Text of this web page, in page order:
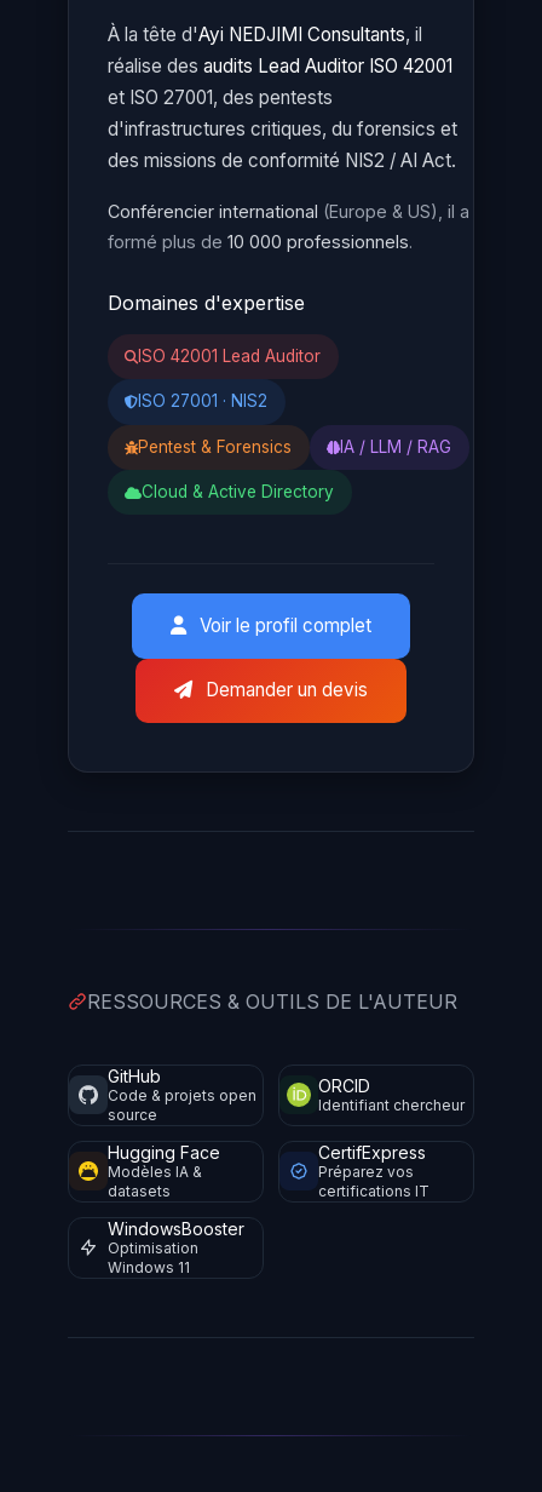
À la tête d'Ayi NEDJIMI Consultants, il
réalise des audits Lead Auditor ISO 42001
et ISO 27001, des pentests
d'infrastructures critiques, du forensics et
des missions de conformité NIS2 / AI Act.
Conférencier international (Europe & US), il a
formé plus de 10 000 professionnels.
Domaines d'expertise
ISO 42001 Lead Auditor
ISO 27001 · NIS2
Pentest & Forensics IA / LLM / RAG
Cloud & Active Directory
Voir le profil complet
Demander un devis
RESSOURCES & OUTILS DE L'AUTEUR
GitHub
Code & projets open
source
ORCID
Identifiant chercheur
Hugging Face
Modèles IA &
datasets
CertifExpress
Préparez vos
certifications IT
WindowsBooster
Optimisation
Windows 11